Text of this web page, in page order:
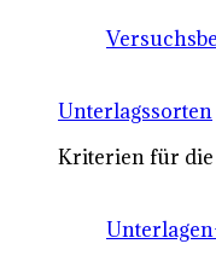
Unterlagssorten
Kriterien für